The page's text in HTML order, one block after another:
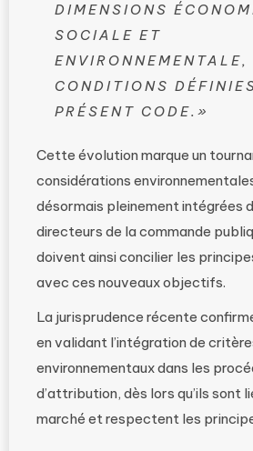
DIMENSIONS
SOCIALE ET
ENVIRONNEMENTALE,
CONDITIONS
PRÉSENT CODE.»
Cette évolution marque un
considérations
désormais pleinement intégrées
directeurs de la commande
doivent ainsi concilier les
avec ces nouveaux objectifs.
La jurisprudence récente
en validant l’intégration de
environnementaux dans les
d’attribution, dès lors qu’ils sont
marché et respectent les